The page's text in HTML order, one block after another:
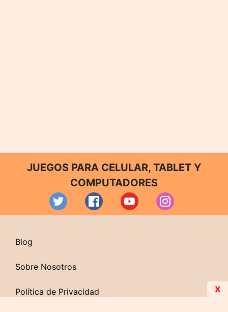
JUEGOS PARA CELULAR, TABLET Y
COMPUTADORES
Blog
Sobre Nosotros
Política de Privacidad X